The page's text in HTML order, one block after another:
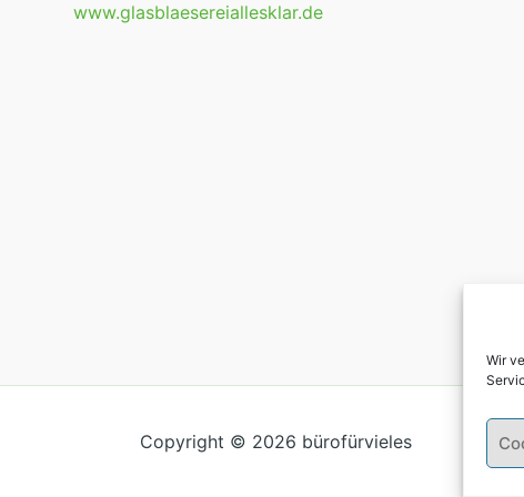
Wir
www.glasblaesereiallesklar.de
Copyright © 2026 bürofürvieles